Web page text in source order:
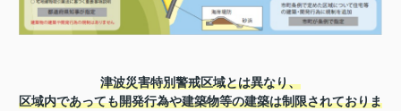
津波災害特別警戒区域とは異なり、
区域内であっても開発行為や建築物等の建築は制限されておりま